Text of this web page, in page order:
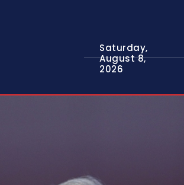
Saturday,
August 8,
2026